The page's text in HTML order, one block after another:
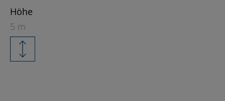
Höhe
5 m